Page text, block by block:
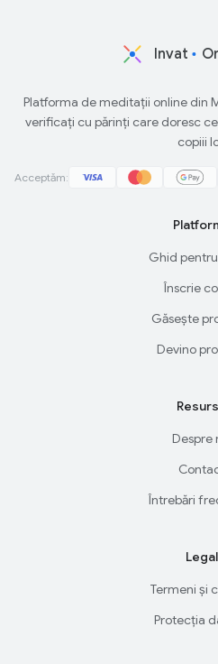
Invat
Platforma de meditații online din
verificați cu părinți care doresc
copiii
Acceptăm:
Ghid
Înscrie
Găsește
Devino
Despre
Întrebări
Legal
Termeni și
Protecția